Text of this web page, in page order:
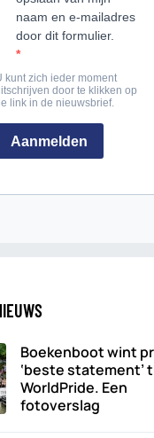
Boekenboot wint
‘beste statement’
WorldPride. Een
fotoverslag